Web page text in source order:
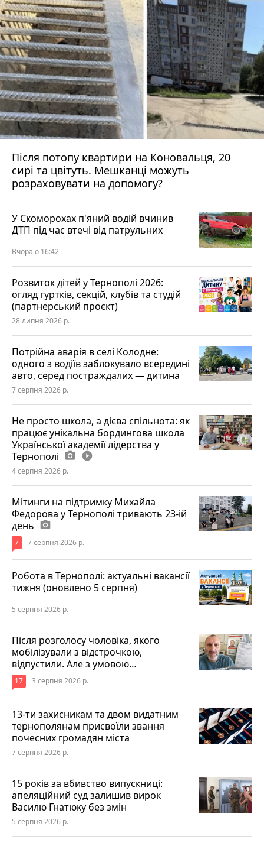
Після потопу квартири на Коновальця, 20
сирі та цвітуть. Мешканці можуть
розраховувати на допомогу?
У Скоморохах п'яний водій вчинив
ДТП під час втечі від патрульних
Вчора о 16:42
Розвиток дітей у Тернополі 2026:
огляд гуртків, секцій, клубів та студій
(партнерський проєкт)
28 липня 2026 р.
Потрійна аварія в селі Колодне:
одного з водіїв заблокувало всередині
авто, серед постраждалих — дитина
7 серпня 2026 р.
Не просто школа, а дієва спільнота: як
працює унікальна бордингова школа
Української академії лідерства у
Тернополі photo_camera play_circle_filled
4 серпня 2026 р.
Мітинги на підтримку Михайла
Федорова у Тернополі тривають 23-ій
день photo_camera
7 7 серпня 2026 р.
Робота в Тернополі: актуальні вакансії
тижня (оновлено 5 серпня)
5 серпня 2026 р.
Після розголосу чоловіка, якого
мобілізували з відстрочкою,
відпустили. Але з умовою…
17 3 серпня 2026 р.
13-ти захисникам та двом видатним
тернополянам присвоїли звання
почесних громадян міста
7 серпня 2026 р.
15 років за вбивство випускниці:
апеляційний суд залишив вирок
Василю Гнатюку без змін
5 серпня 2026 р.